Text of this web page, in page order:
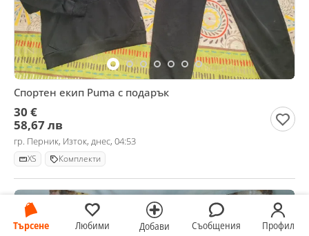
Търсене Любими Добави Съобщения Профил
Спортен екип Puma с подарък
30 €
58,67 лв
гр. Перник, Изток, днес, 04:53
XS Комплекти